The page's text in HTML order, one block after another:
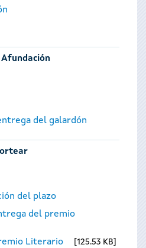
Afundación
del galardón
del plazo
del premio
Literario
125.53 KB